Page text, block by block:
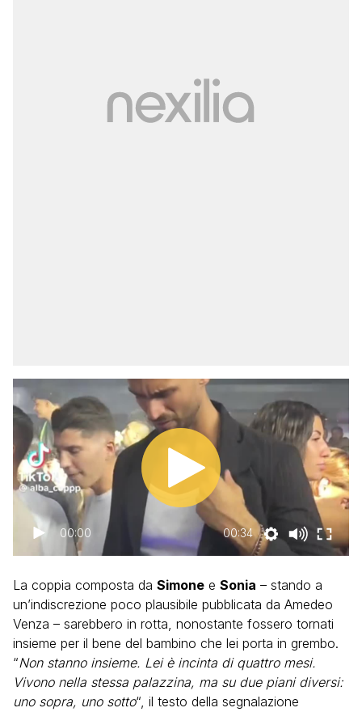
00:00 00:34
La coppia composta da Simone e Sonia – stando a
un’indiscrezione poco plausibile pubblicata da Amedeo
Venza – sarebbero in rotta, nonostante fossero tornati
insieme per il bene del bambino che lei porta in grembo.
“Non stanno insieme. Lei è incinta di quattro mesi.
Vivono nella stessa palazzina, ma su due piani diversi:
uno sopra, uno sotto“, il testo della segnalazione